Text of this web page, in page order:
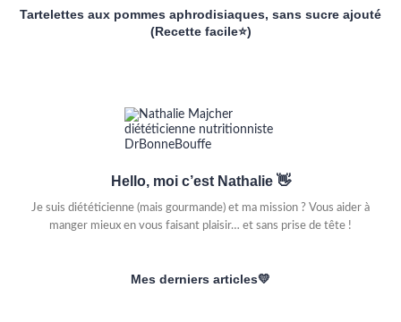
Tartelettes aux pommes aphrodisiaques, sans sucre ajouté
(Recette facile⭐)
Hello, moi c’est Nathalie 👋
Je suis diététicienne (mais gourmande) et ma mission ? Vous aider à
manger mieux en vous faisant plaisir… et sans prise de tête !
Mes derniers articles💛